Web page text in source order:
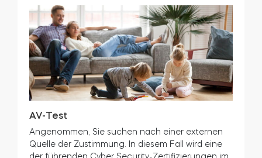
suchen. Die beste Lösung kann auch sein, in
unabhängigen Medien nach Rezensionen zu
suchen.
Sie müssen alle Informationen erhalten, die Sie
brauchen, um zu entscheiden, ob Sie einem
Produkt vertrauen oder nicht. Es geht nicht nur
um Sicherheit allgemein, sondern auch darum,
Angenommen, Sie möchten mehr darüber
erfahren, wie die Sicherheit von Smart Locks
funktioniert. Dann empfehlen wir Ihnen einen